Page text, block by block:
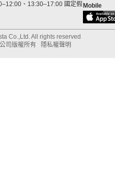
、13:30–17:00 國定假 Mobile
Co.,Ltd. All rights reserved
司版權所有
隱私權聲明